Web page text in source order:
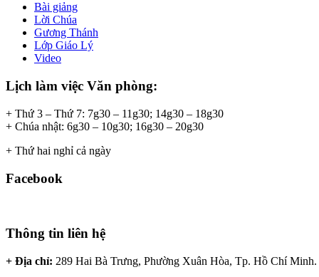
Bài giảng
Lời Chúa
Gương Thánh
Lớp Giáo Lý
Video
Lịch làm việc Văn phòng:
+ Thứ 3 – Thứ 7: 7g30 – 11g30; 14g30 – 18g30
+ Chúa nhật: 6g30 – 10g30; 16g30 – 20g30
+ Thứ hai nghỉ cả ngày
Facebook
Thông tin liên hệ
+ Địa chỉ: 289 Hai Bà Trưng, Phường Xuân Hòa, Tp. Hồ Chí Minh.